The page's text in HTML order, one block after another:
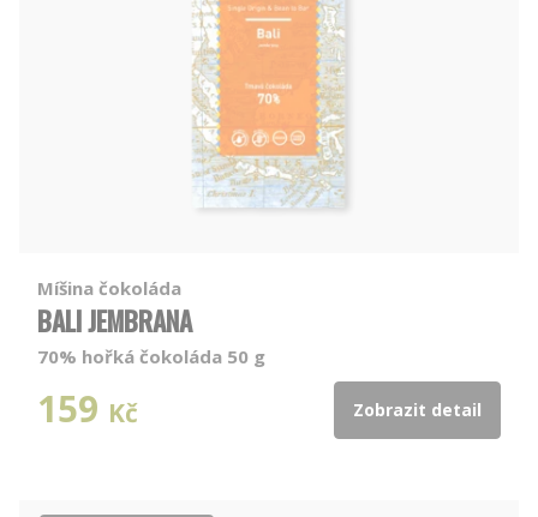
Míšina čokoláda
BALI JEMBRANA
70% hořká čokoláda 50 g
159 Kč Zobrazit detail